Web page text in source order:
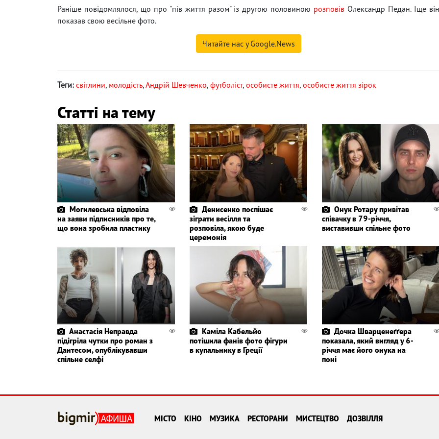
Раніше повідомлялося, що про "пів життя разом" із другою половиною розповів Олександр Педан. Іще
показав свою весільне фото.
Читайте нас у Google.News
Теги: світлини, молодість,Андрій Шевченко, футболіст, особисте життя, особисте життя зірок
Статті на тему
Могилевська відповіла
на заяви підписників про те,
що вона зробила пластику
Денисенко поспішає
зіграти весілля та
розповіла, якою буде
церемонія
Онук Ротару привітав
співачку в 79-річчя,
виставивши спільне фото
Анастасія Неправда
підігріла чутки про роман з
Дантесом, опублікувавши
спільне селфі
Каміла Кабельйо
потішила фанів фото фігури
в купальнику в Греції
Дочка Шварценеґґера
показала, який вигляд у 6-
річчя має його онука на
поні
МІСТО КІНО МУЗИКА РЕСТОРАНИ МИСТЕЦТВО ДОЗВІЛЛЯ